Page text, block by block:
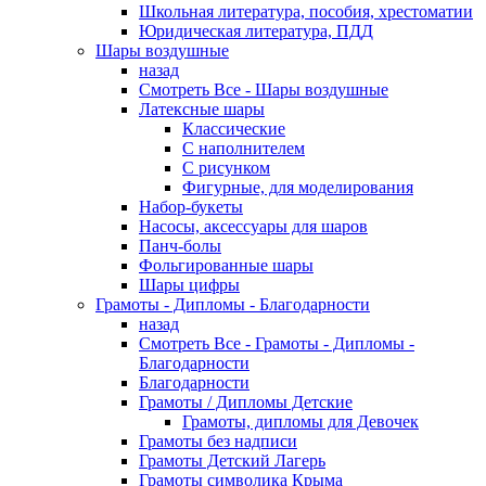
Школьная литература, пособия, хрестоматии
Юридическая литература, ПДД
Шары воздушные
назад
Смотреть Все - Шары воздушные
Латексные шары
Классические
С наполнителем
С рисунком
Фигурные, для моделирования
Набор-букеты
Насосы, аксессуары для шаров
Панч-болы
Фольгированные шары
Шары цифры
Грамоты - Дипломы - Благодарности
назад
Смотреть Все - Грамоты - Дипломы -
Благодарности
Благодарности
Грамоты / Дипломы Детские
Грамоты, дипломы для Девочек
Грамоты без надписи
Грамоты Детский Лагерь
Грамоты символика Крыма